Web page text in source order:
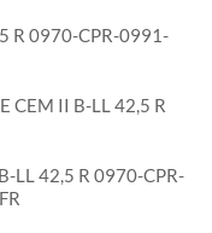
R 0970-CPR-0991-
CEM II B-LL 42,5 R
LL 42,5 R 0970-CPR-